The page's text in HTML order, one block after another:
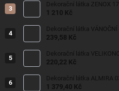
Dekorační látka ZENOX
1 210 Kč
Dekorační látka
239,58 Kč
Dekorační látka
220,22 Kč
Dekorační látka ALMIRA
1 379,40 Kč